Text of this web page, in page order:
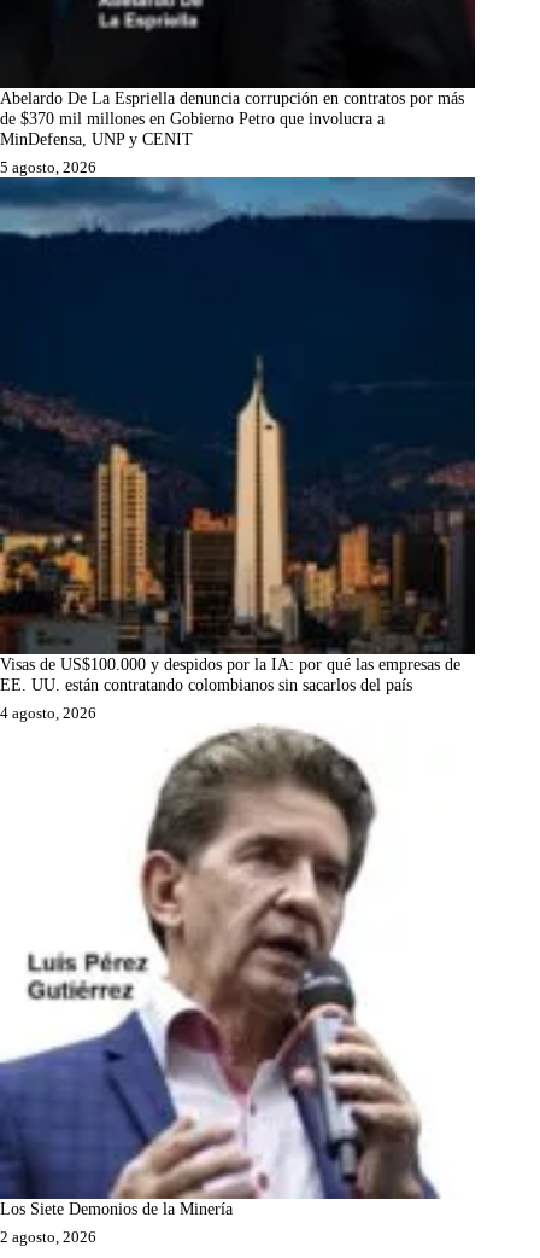
Abelardo De La Espriella denuncia corrupción en contratos por más
de $370 mil millones en Gobierno Petro que involucra a
MinDefensa, UNP y CENIT
5 agosto, 2026
Visas de US$100.000 y despidos por la IA: por qué las empresas de
EE. UU. están contratando colombianos sin sacarlos del país
4 agosto, 2026
Los Siete Demonios de la Minería
2 agosto, 2026